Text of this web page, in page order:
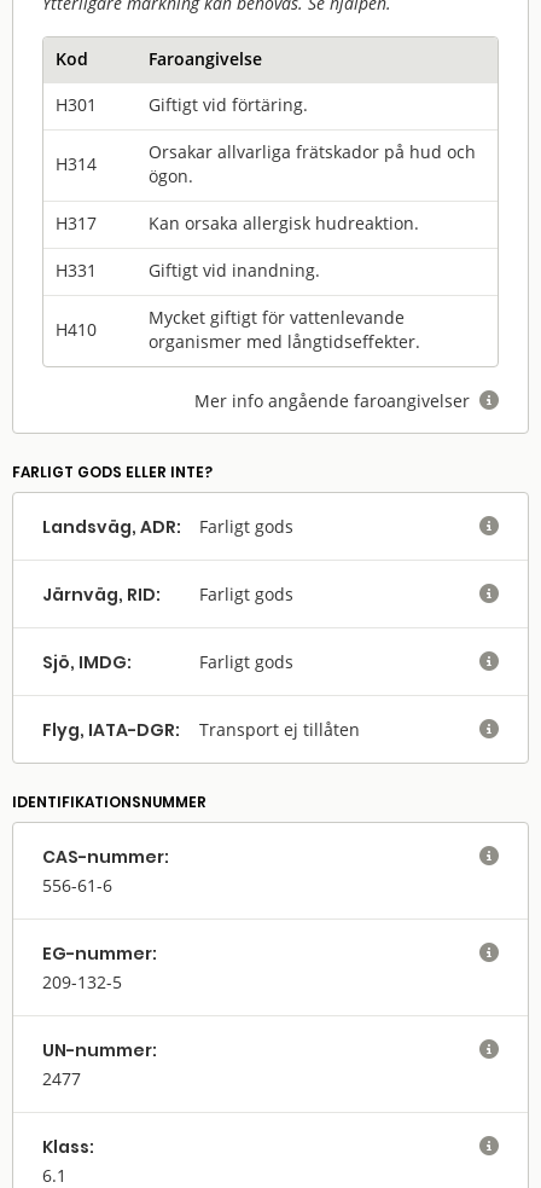
Kod
Faroangivelse
H301
Giftigt vid förtäring.
H314
Orsakar allvarliga frätskador på hud och
ögon.
H317 Kan orsaka allergisk hudreaktion.
H331 Giftigt vid inandning.
H410
Mycket giftigt för vattenlevande
organismer med långtidseffekter.
Mer info angående faroangivelser 
FARLIGT GODS ELLER INTE?
Landsväg, ADR: Farligt gods 
Järnväg, RID: Farligt gods 
Sjö, IMDG: Farligt gods 
Flyg, IATA-DGR: Transport ej tillåten 
IDENTIFIKATIONSNUMMER
CAS-nummer:
556-61-6

EG-nummer:
209-132-5

UN-nummer:
2477

Klass:
6.1
